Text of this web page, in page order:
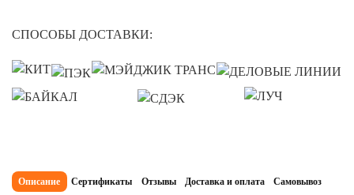
СПОСОБЫ ДОСТАВКИ:
Описание Сертификаты Отзывы Доставка и оплата
Самовывоз